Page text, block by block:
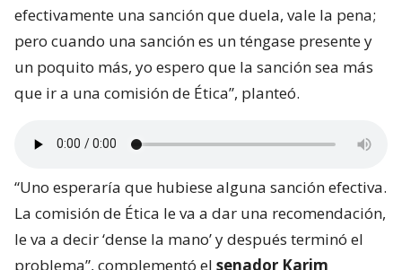
efectivamente una sanción que duela, vale la pena;
pero cuando una sanción es un téngase presente y
un poquito más, yo espero que la sanción sea más
que ir a una comisión de Ética”, planteó.
“Uno esperaría que hubiese alguna sanción efectiva.
La comisión de Ética le va a dar una recomendación,
le va a decir ‘dense la mano’ y después terminó el
problema”, complementó el senador Karim